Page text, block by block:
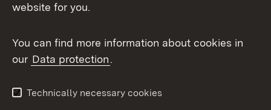
Topic overview
website for you.
You can find more information about cookies in
our Data protection.
Technically necessary cookies